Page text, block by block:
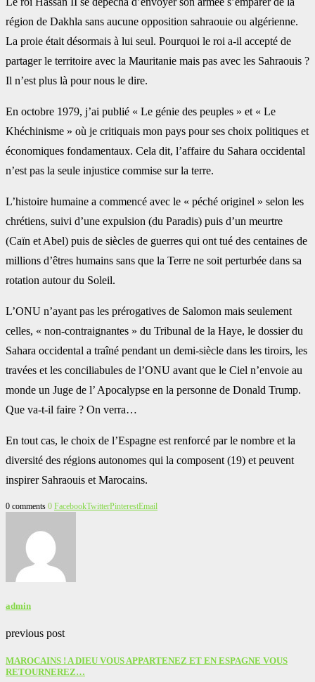
région de Dakhla sans aucune opposition sahraouie ou algérienne.
La proie était désormais à lui seul. Pourquoi le roi a-il accepté de
partager le territoire avec la Mauritanie mais pas avec les Sahraouis ?
Il n’est plus là pour nous le dire.
En octobre 1979, j’ai publié « Le génie des peuples » et « Le
Khéchinisme » où je critiquais mon pays pour ses choix politiques et
économiques fondamentaux. Cela dit, l’affaire du Sahara occidental
n’est pas la seule injustice commise sur la terre.
L’histoire humaine a commencé avec le « péché originel » selon les
chrétiens, suivi d’une expulsion (du Paradis) puis d’un meurtre
(Caïn et Abel) puis de siècles de guerres qui ont tué des centaines de
millions d’êtres humains sans que la Terre ne soit perturbée dans sa
rotation autour du Soleil.
L’ONU n’ayant pas les prérogatives de Salomon mais seulement
celles, « non-contraignantes » du Tribunal de la Haye, le dossier du
Sahara occidental a traîné pendant un demi-siècle dans les tiroirs, les
travées et les conciliabules de l’ONU avant que le Ciel n’envoie au
monde un Juge de l’ Apocalypse en la personne de Donald Trump.
Que va-t-il faire ? On verra…
En tout cas, le choix de l’Espagne est renforcé par le nombre et la
diversité des régions autonomes qui la composent (19) et peuvent
inspirer Sahraouis et Marocains.
0 comments 0 FacebookTwitterPinterestEmail
admin
previous post
MAROCAINS ! A DIEU VOUS APPARTENEZ ET EN ESPAGNE VOUS
RETOURNEREZ…